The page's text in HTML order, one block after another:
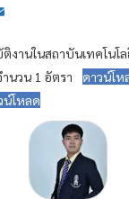
งานในสถาบันเทคโนโ
นวน 1 อัตรา
ดาวน์โห
น์โหลด